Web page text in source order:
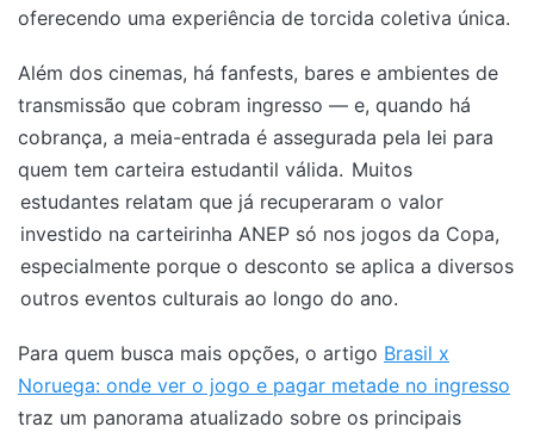
oferecendo uma experiência de torcida coletiva única.
Além dos cinemas, há fanfests, bares e ambientes de
transmissão que cobram ingresso — e, quando há
cobrança, a meia-entrada é assegurada pela lei para
quem tem carteira estudantil válida. Muitos
estudantes relatam que já recuperaram o valor
investido na carteirinha ANEP só nos jogos da Copa,
especialmente porque o desconto se aplica a diversos
outros eventos culturais ao longo do ano.
Para quem busca mais opções, o artigo Brasil x
Noruega: onde ver o jogo e pagar metade no ingresso
traz um panorama atualizado sobre os principais